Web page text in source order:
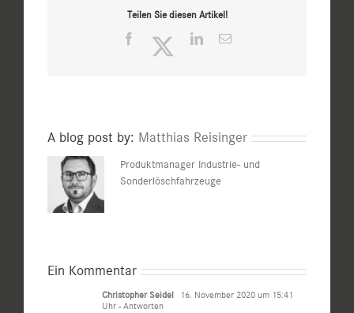
Teilen Sie diesen Artikel!
Facebook TwitterLinkedIn
E-
A blog post by: Matthias Reisinger
Produktmanager Industrie- und
Sonderlöschfahrzeuge
Ein Kommentar
Christopher Seidel
16. November 2020 um 15:41
Uhr - Antworten